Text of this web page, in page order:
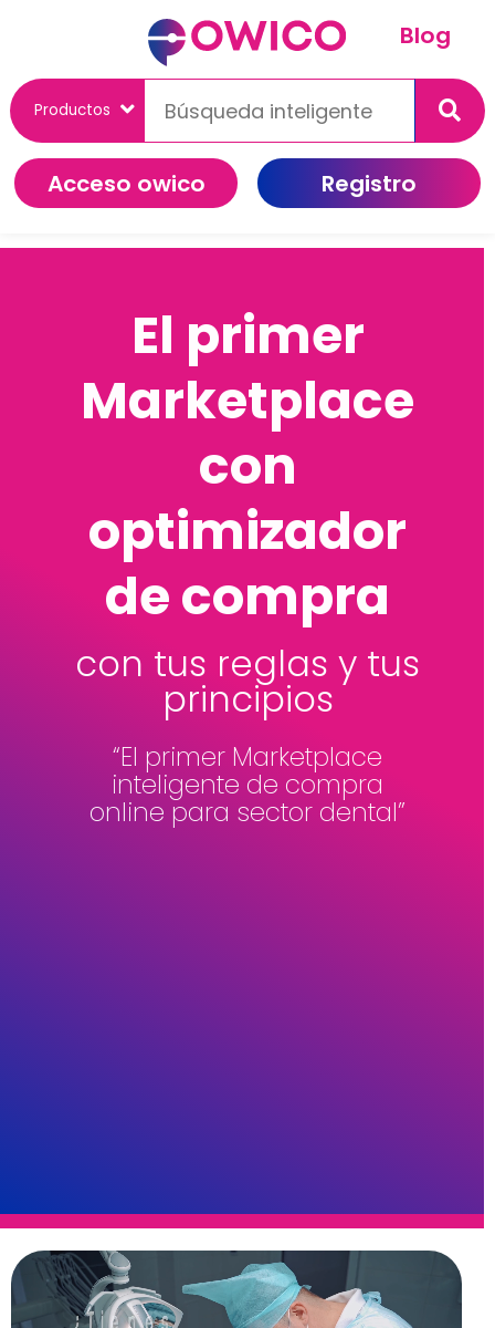
Blog
Registro
Acceso owico
El primer
Marketplace
con
optimizador
de compra
con tus reglas y tus
principios
“El primer Marketplace
inteligente de compra
online para sector dental”